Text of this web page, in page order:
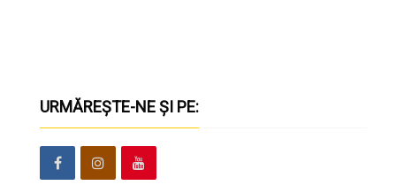
URMĂREȘTE-NE ȘI PE: